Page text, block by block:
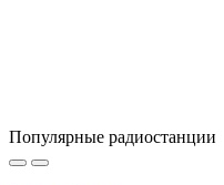
Популярные радиостанции